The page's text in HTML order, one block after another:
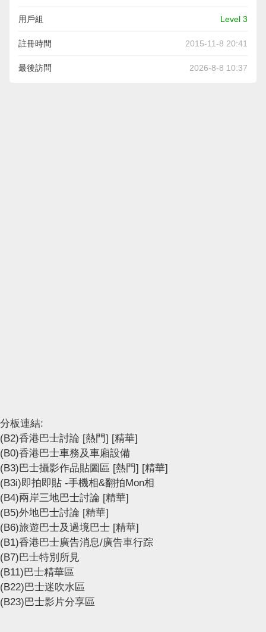
用戶組 Level 3
註冊時間 2015-11-8 20:41
最後訪問 2026-8-8 10:37
分板連結:
(B2)香港巴士討論 [熱門] [精華]
(B0)香港巴士車務及車廂設備
(B3)巴士攝影作品貼圖區 [熱門] [精華]
(B3i)即拍即貼 -手機相&翻拍Mon相
(B4)兩岸三地巴士討論 [精華]
(B5)外地巴士討論 [精華]
(B6)旅遊巴士及過境巴士 [精華]
(B1)香港巴士廣告消息/廣告車行踪
(B7)巴士特別所見
(B11)巴士精華區
(B22)巴士迷吹水區
(B23)巴士影片分享區